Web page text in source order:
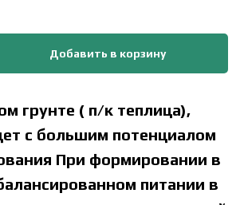
Добавить в корзину
грунте ( п/к теплица),
с большим потенциалом
При формировании в
питании в